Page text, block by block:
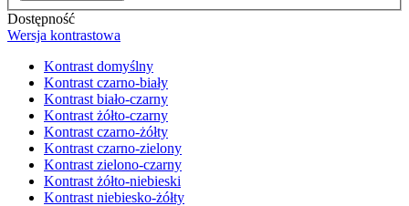
Dostępność
Wersja kontrastowa
Kontrast domyślny
Kontrast czarno-biały
Kontrast biało-czarny
Kontrast żółto-czarny
Kontrast czarno-żółty
Kontrast czarno-zielony
Kontrast zielono-czarny
Kontrast żółto-niebieski
Kontrast niebiesko-żółty